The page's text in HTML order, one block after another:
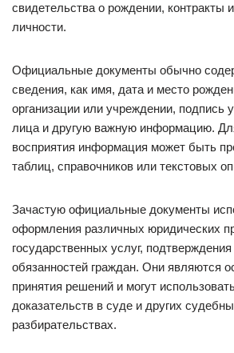
свидетельства о рождении, контракты
личности.
Официальные документы обычно
сведения, как имя, дата и место
организации или учреждении, подпись
лица и другую важную информацию.
восприятия информация может быть
таблиц, справочников или текстовых
Зачастую официальные документы
оформления различных юридических
государственных услуг,
обязанностей граждан. Они являются
принятия решений и могут
доказательств в суде и других
разбирательствах.